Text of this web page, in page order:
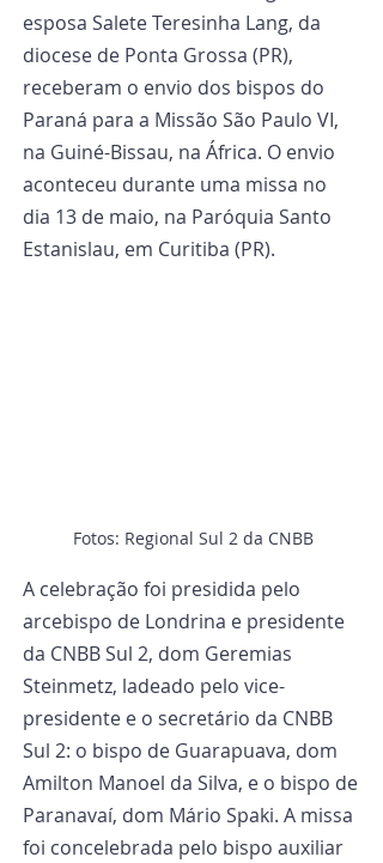
esposa Salete Teresinha Lang, da
diocese de Ponta Grossa (PR),
receberam o envio dos bispos do
Paraná para a Missão São Paulo VI,
na Guiné-Bissau, na África. O envio
aconteceu durante uma missa no
dia 13 de maio, na Paróquia Santo
Estanislau, em Curitiba (PR).
Fotos: Regional Sul 2 da CNBB
A celebração foi presidida pelo
arcebispo de Londrina e presidente
da CNBB Sul 2, dom Geremias
Steinmetz, ladeado pelo vice-
presidente e o secretário da CNBB
Sul 2: o bispo de Guarapuava, dom
Amilton Manoel da Silva, e o bispo de
Paranavaí, dom Mário Spaki. A missa
foi concelebrada pelo bispo auxiliar